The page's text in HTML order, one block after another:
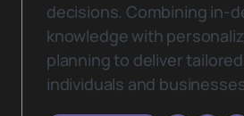
decisions. Combining in-
knowledge with
planning to deliver
individuals and